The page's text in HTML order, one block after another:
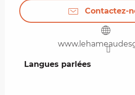
Contactez-
Langues parlées
Langues parlées